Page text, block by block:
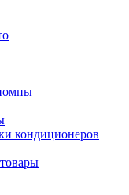
кондиционеров